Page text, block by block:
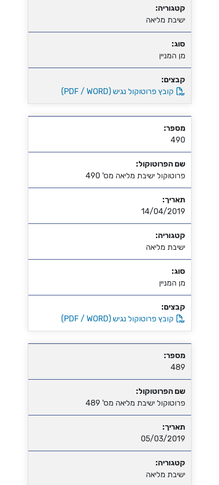
קטגוריה:
ישיבת מליאה
סוג:
מן המניין
קבצים:
קובץ פרוטוקול נגיש (PDF / WORD)
מספר:
490
שם הפרוטוקול:
פרוטוקול ישיבת מליאה מס' 490
תאריך:
14/04/2019
קטגוריה:
ישיבת מליאה
סוג:
מן המניין
קבצים:
קובץ פרוטוקול נגיש (PDF / WORD)
מספר:
489
שם הפרוטוקול:
פרוטוקול ישיבת מליאה מס' 489
תאריך:
05/03/2019
קטגוריה:
ישיבת מליאה